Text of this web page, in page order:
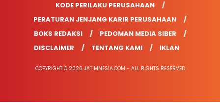
KODE PERILAKU PERUSAHAAN
PERATURAN JENJANG KARIR PERUSAHAAN
BOKS REDAKSI
PEDOMAN MEDIA SIBER
DISCLAIMER
TENTANG KAMI IKLAN
COPYRIGHT © 2026 JATIMNESIA.COM - ALL RIGHTS RESERVED